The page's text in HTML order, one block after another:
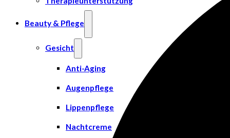
Beauty & Pflege
Gesicht
Anti-Aging
Augenpflege
Lippenpflege
Nachtcreme